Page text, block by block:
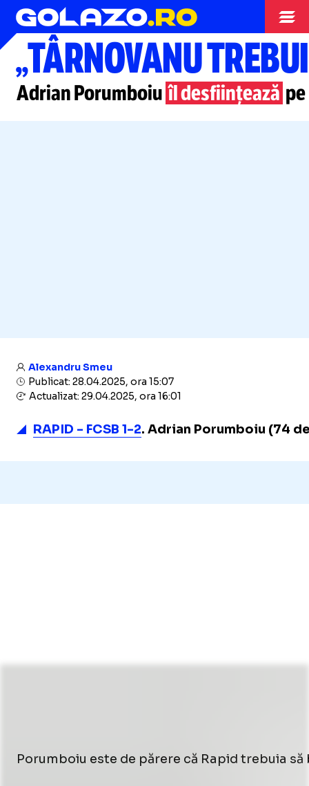
Superliga
„TÂRNOVANU
Adrian Porumboiu îl desființează
Alexandru Smeu
Publicat: 28.04.2025, ora 15:07
Actualizat: 29.04.2025, ora 16:01
RAPID - FCSB 1-2. Adrian Porumboiu (74
Porumboiu este de părere că Rapid trebuia